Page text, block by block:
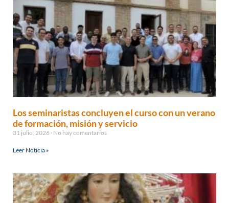
Los seminaristas concluyen el curso con un verano
de formación, misión y servicio
31 julio, 2026 No hay comentarios
Leer Noticia »